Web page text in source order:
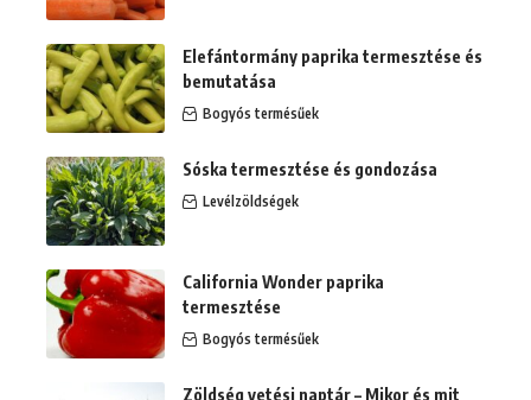
Elefántormány paprika termesztése és
bemutatása
Bogyós termésűek
Sóska termesztése és gondozása
Levélzöldségek
California Wonder paprika
termesztése
Bogyós termésűek
Zöldség vetési naptár – Mikor és mit